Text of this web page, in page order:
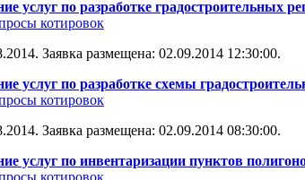
услуг по разработке градостроительных
котировок
Заявка размещена: 02.09.2014 12:30:00.
услуг по разработке схемы
котировок
Заявка размещена: 02.09.2014 08:30:00.
услуг по инвентаризации пунктов
котировок